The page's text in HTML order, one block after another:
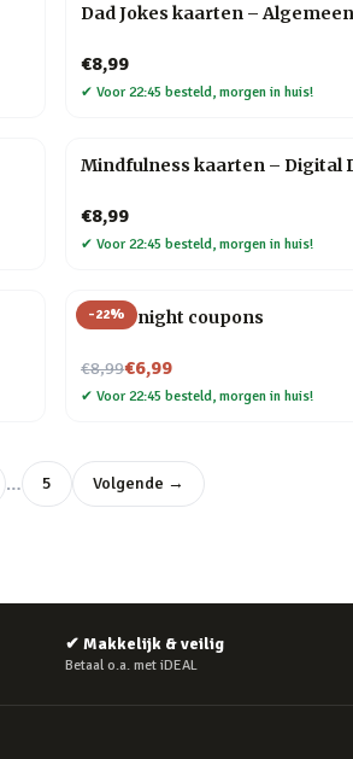
Dad Jokes kaarten – Algemeen
€8,99
✔ Voor 22:45 besteld, morgen in huis!
Mindfulness kaarten – Digital
€8,99
✔ Voor 22:45 besteld, morgen in huis!
-22%
Movie night coupons
€8,99
Nu voor€6,99
✔ Voor 22:45 besteld, morgen in huis!
… 5 Volgende →
✔ Makkelijk & veilig
Betaal o.a. met iDEAL